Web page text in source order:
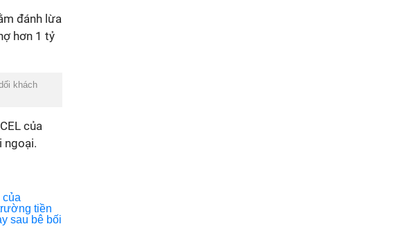
đánh lừa
hơn 1 tỷ
khách
của
ngoại.